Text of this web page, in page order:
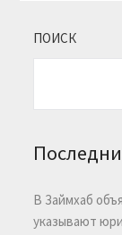
ПОИСК
В Займхаб
указывают